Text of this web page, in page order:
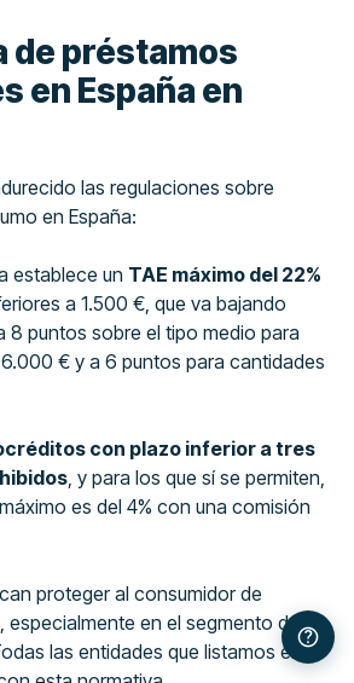
de préstamos
en España en
las regulaciones sobre
en España:
establece un TAE máximo del 22%
a 1.500 €, que va bajando
8 puntos sobre el tipo medio para
€ y a 6 puntos para cantidades
con plazo inferior a tres
, y para los que sí se permiten,
es del 4% con una comisión
proteger al consumidor de
especialmente en el segmento de
las entidades que listamos en